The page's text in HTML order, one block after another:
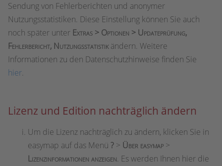
Sendung von Fehlerberichten und anonymer
Nutzungsstatistiken. Diese Einstellung können Sie auch
noch später unter Extras > Optionen > Updateprüfung,
Fehlerbericht, Nutzungsstatistikändern. Weitere
Informationen zu den Datenschutzhinweise finden Sie
hier.
Lizenz und Edition nachträglich ändern
Um die Lizenz nachträglich zu ändern, klicken Sie in
easymap auf das Menü ? > Über easymap >
Lizenzinformationen anzeigen. Es werden Ihnen hier die